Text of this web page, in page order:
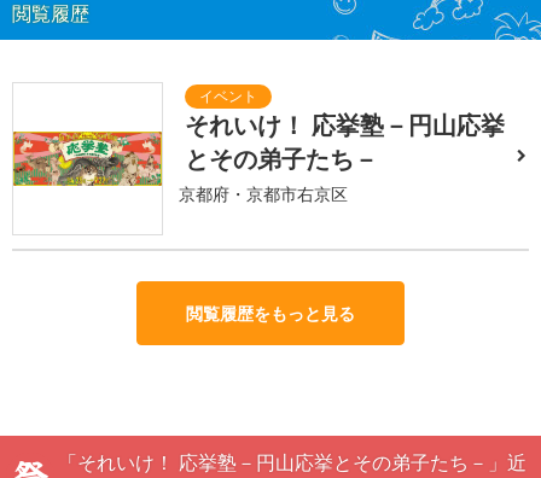
閲覧履歴
それいけ！ 応挙塾－円山応挙
とその弟子たち－
京都府・京都市右京区
閲覧履歴をもっと見る
「それいけ！ 応挙塾－円山応挙とその弟子たち－」近